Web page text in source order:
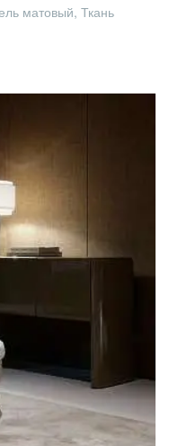
матовый, Ткань